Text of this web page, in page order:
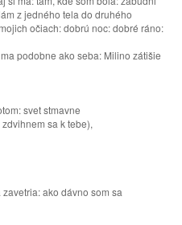
z jedného tela do druhého
očiach: dobrú noc: dobré ráno:
podobne ako seba: Milino zátišie
svet stmavne
sa k tebe),
ako dávno som sa